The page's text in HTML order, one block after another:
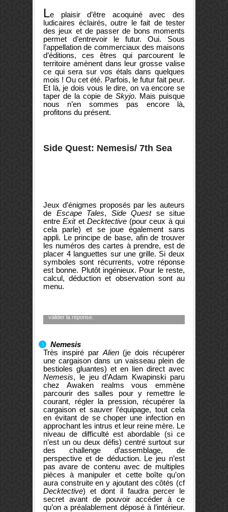
Le plaisir d’être acoquiné avec des
ludicaires éclairés, outre le fait de tester
des jeux et de passer de bons moments
permet d’entrevoir le futur. Oui. Sous
l’appellation de commerciaux des maisons
d’éditions, ces êtres qui parcourent le
territoire amènent dans leur grosse valise
ce qui sera sur vos étals dans quelques
mois ! Ou cet été. Parfois, le futur fait peur.
Et là, je dois vous le dire, on va encore se
taper de la copie de Skyjo. Mais puisque
nous n’en sommes pas encore là,
profitons du présent.
Side Quest: Nemesis/ 7th Sea
Jeux d’énigmes proposés par les auteurs
de Escape Tales, Side Questse situe
entreExitet Decktective(pour ceux à qui
cela parle) et se joue également sans
appli. Le principe de base, afin de trouver
les numéros des cartes à prendre, est de
placer 4 languettes sur une grille. Si deux
symboles sont récurrents, votre réponse
est bonne. Plutôt ingénieux. Pour le reste,
calcul, déduction et observation sont au
menu.
valider la réponse.
Nemesis
Très inspiré par Alien(je dois récupérer
une cargaison dans un vaisseau plein de
bestioles gluantes) et en lien direct avec
Nemesis, le jeu d’Adam Kwapinski paru
chez Awaken realms vous emmène
parcourir des salles pour y remettre le
courant, régler la pression, récupérer la
cargaison et sauver l’équipage, tout cela
en évitant de se choper une infection en
approchant les intrus et leur reine mère. Le
niveau de difficulté est abordable (si ce
n’est un ou deux défis) centré surtout sur
des challenge d’assemblage, de
perspective et de déduction. Le jeu n’est
pas avare de contenu avec de multiples
pièces à manipuler et cette boîte qu’on
aura construite en y ajoutant des côtés (cf
Decktective) et dont il faudra percer le
secret avant de pouvoir accéder à ce
qu’on a préalablement déposé à l’intérieur.